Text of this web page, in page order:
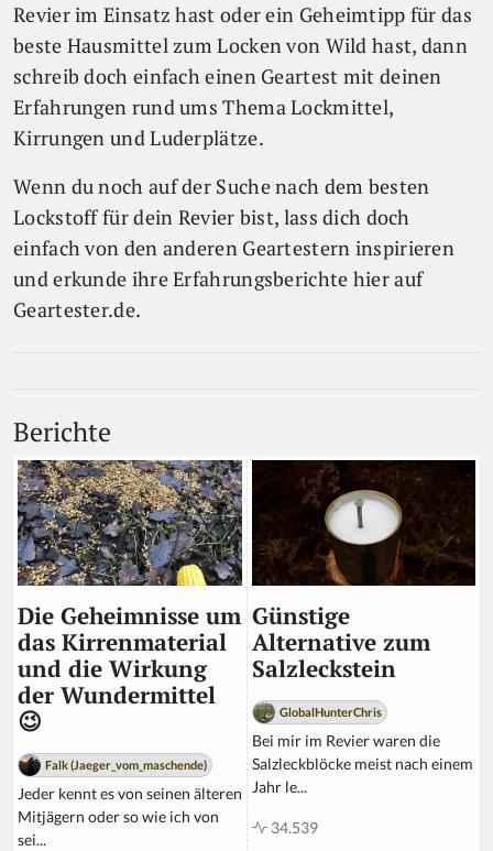
Revier im Einsatz hast oder ein Geheimtipp für das
beste Hausmittel zum Locken von Wild hast, dann
schreib doch einfach einen Geartest mit deinen
Erfahrungen rund ums Thema Lockmittel,
Kirrungen und Luderplätze.
Wenn du noch auf der Suche nach dem besten
Lockstoff für dein Revier bist, lass dich doch
einfach von den anderen Geartestern inspirieren
und erkunde ihre Erfahrungsberichte hier auf
Geartester.de.
Berichte
Die Geheimnisse um
das Kirrenmaterial
und die Wirkung
der Wundermittel
😉
Falk (Jaeger_vom_maschende)
Jeder kennt es von seinen älteren
Mitjägern oder so wie ich von
sei...
Günstige
Alternative zum
Salzleckstein
GlobalHunterChris
Bei mir im Revier waren die
Salzleckblöcke meist nach einem
Jahr le...
34.539